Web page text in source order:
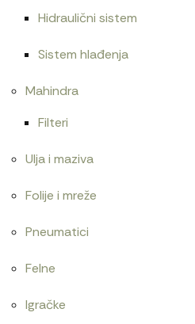
Hidraulični sistem
Sistem hlađenja
Mahindra
Filteri
Ulja i maziva
Folije i mreže
Pneumatici
Felne
Igračke